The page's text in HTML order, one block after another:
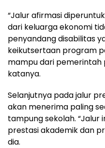
“Jalur afirmasi
dari keluarga ekonomi
penyandang disabilitas
keikutsertaan program
mampu dari pemerintah
katanya.
Selanjutnya pada jalur
akan menerima paling
tampung sekolah.
prestasi akademik dan
dia.